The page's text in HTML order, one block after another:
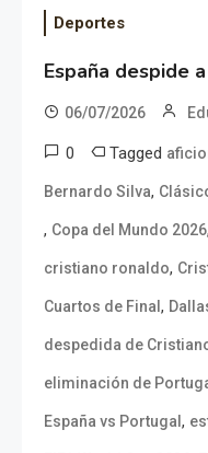
Deportes
España despide
06/07/2026
0 Tagged
Bernardo Silva,
, Copa del Mundo 2026,
cristiano ronaldo,
Cuartos de Final ,
despedida de
eliminación de
España vs Portugal ,